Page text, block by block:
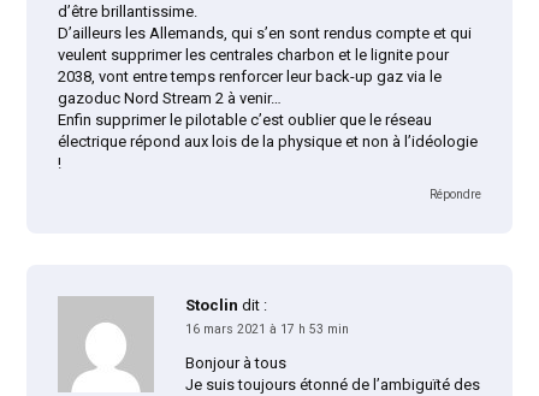
d’être brillantissime.
D’ailleurs les Allemands, qui s’en sont rendus compte et qui
veulent supprimer les centrales charbon et le lignite pour
2038, vont entre temps renforcer leur back-up gaz via le
gazoduc Nord Stream 2 à venir…
Enfin supprimer le pilotable c’est oublier que le réseau
électrique répond aux lois de la physique et non à l’idéologie
!
Répondre
Stoclin dit :
16 mars 2021 à 17 h 53 min
Bonjour à tous
Je suis toujours étonné de l’ambiguïté des